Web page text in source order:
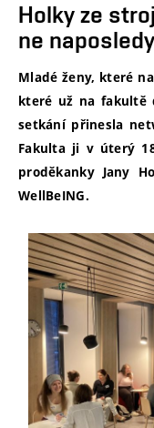
Holky ze
ne naposledy
Mladé ženy, které
které už na fakultě
setkání přinesla
Fakulta ji v úterý
proděkanky Jany
WellBeING.